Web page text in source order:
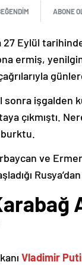
ABONE
27 Eylül
ermiş,
sonra işgalden
çıkmıştı.
ve
Vladimir